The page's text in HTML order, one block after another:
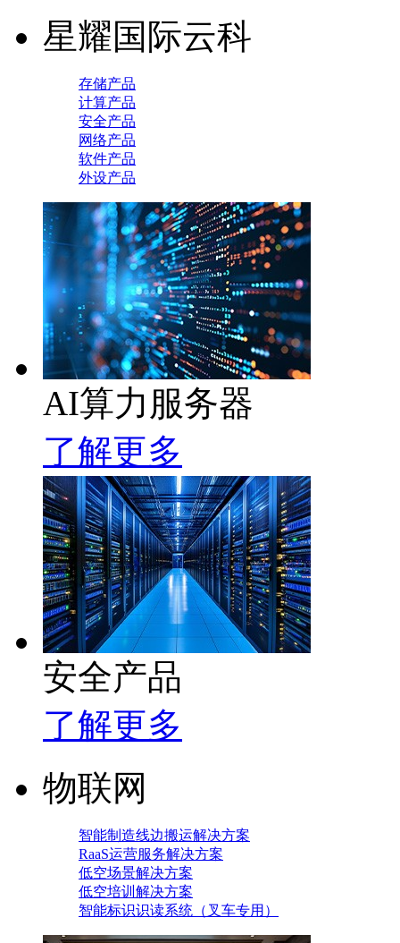
星耀国际云科
存储产品
计算产品
安全产品
网络产品
软件产品
外设产品
AI算力服务器
了解更多
安全产品
了解更多
物联网
智能制造线边搬运解决方案
RaaS运营服务解决方案
低空场景解决方案
低空培训解决方案
智能标识识读系统（叉车专用）